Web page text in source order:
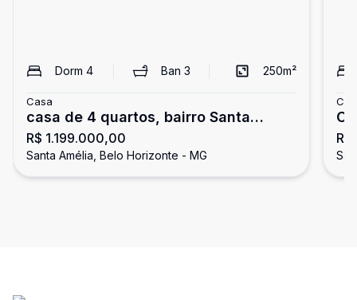
Dorm 4 Ban3 250m²
Casa
casa de 4 quartos, bairro Santa
Amelia em Belo Horizonte
R$ 1.199.000,00
Santa Amélia, Belo Horizonte - MG